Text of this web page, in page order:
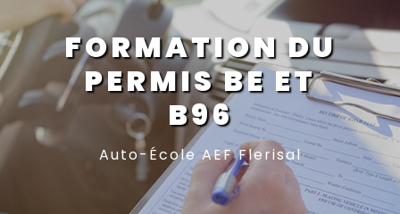
FORMATION DU
PERMIS BE ET
B96
Auto-École AEF Flerisal